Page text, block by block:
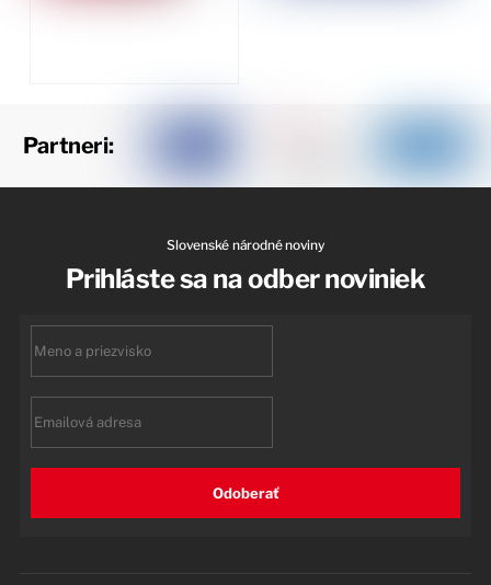
Partneri:
Slovenské národné noviny
Prihláste sa na odber noviniek
Odoberať